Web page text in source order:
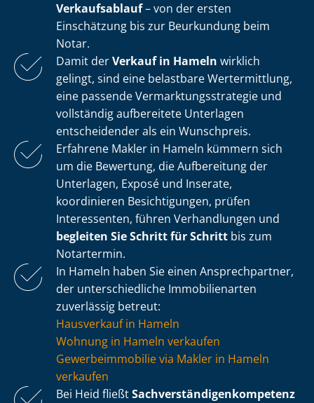
Verkaufsablauf– von der ersten
Einschätzung bis zur Beurkundung beim
Notar.
Damit derVerkauf in Hameln wirklich
gelingt, sind eine belastbare Wertermittlung,
eine passende Ver­mark­tungs­stra­te­gie und
vollständig aufbereitete Unterlagen
entscheidender als ein Wunschpreis.
Erfahrene Makler in Hameln kümmern sich
um die Bewertung, die Aufbereitung der
Unterlagen, Exposé und Inserate,
koordinieren Besichtigungen, prüfen
Interessenten, führen Verhandlungen und
begleiten Sie Schritt für Schritt bis zum
Notartermin.
In Hameln haben Sie einen Ansprechpartner,
der un­ter­schied­li­che Immobilienarten
zuverlässig betreut:
Hausverkauf in Hameln
Wohnung in Hameln verkaufen
Ge­wer­be­im­mo­bi­lie via Makler in Hameln
verkaufen
Bei Heid fließtSach­ver­stän­di­gen­kom­pe­tenz